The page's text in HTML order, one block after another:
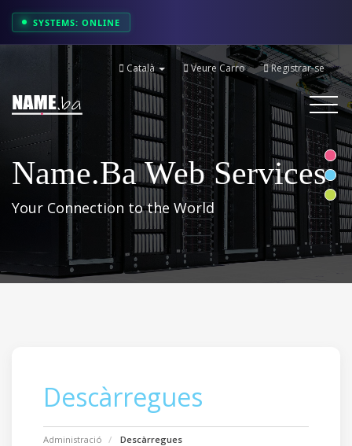
SYSTEMS: ONLINE
Català Veure Carro Registrar-se
Toggle
Name.ba Web Services
Your Connection to the World
Descàrregues
Administració Descàrregues